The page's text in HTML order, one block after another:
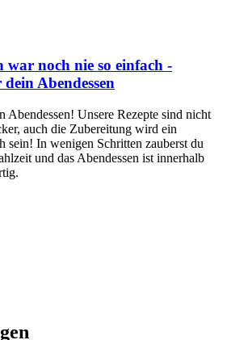
war noch nie so einfach -
Abendessen
Abendessen! Unsere Rezepte sind nicht
auch die Zubereitung wird ein
sein! In wenigen Schritten zauberst du
und das Abendessen ist innerhalb